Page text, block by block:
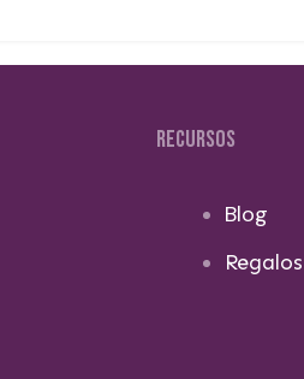
RECURSOS
Blog
Regalos